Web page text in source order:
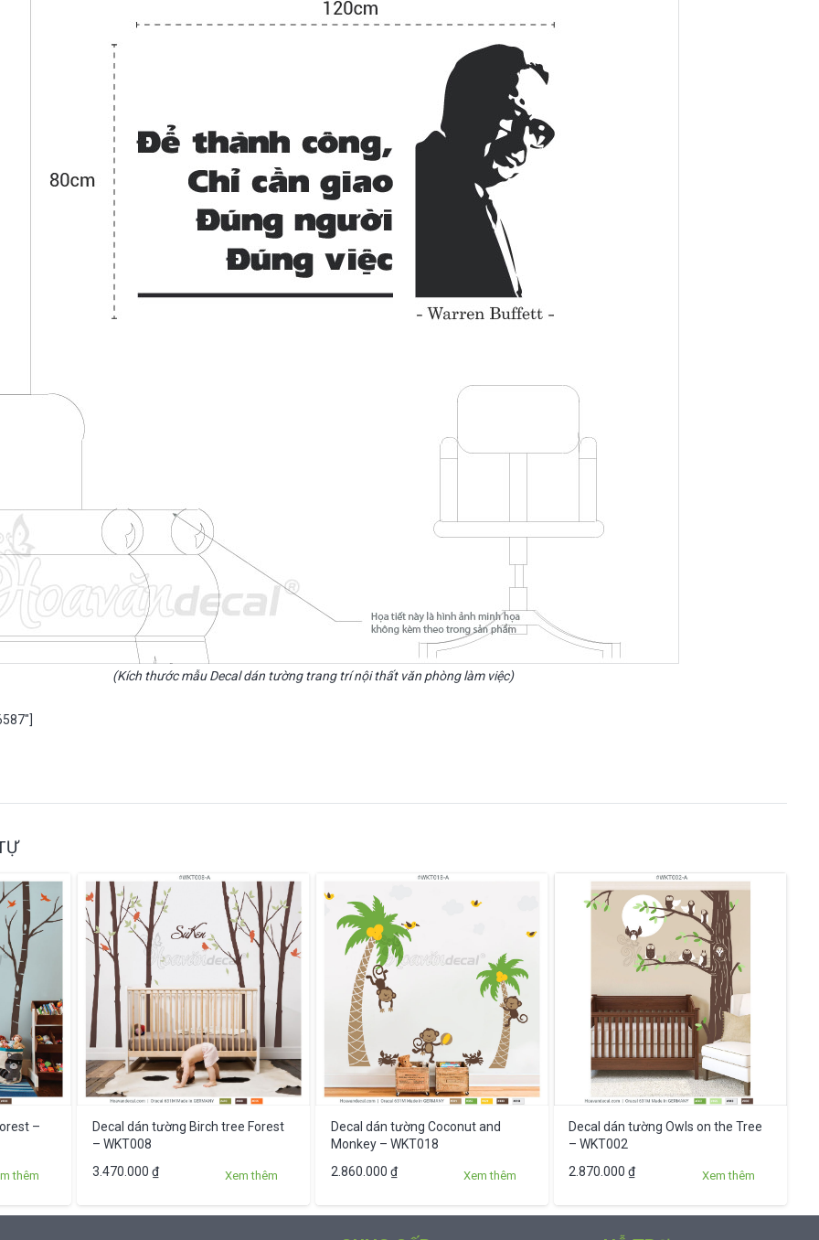
(Kích thước mẫu Decal dán tường trang trí nội thất văn phòng làm việc)
–
thêm
Sản
này
Decal dán tường Birch tree Forest
– WKT008
3.470.000 ₫ Xem thêm
Sản
này
Decal dán tường Coconut and
Monkey – WKT018
2.860.000 ₫ Xem thêm
Sản
này
Decal dán tường Owls on the Tree
– WKT002
2.870.000₫ Xem thêm